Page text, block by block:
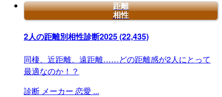
距離
相性
2人の距離別相性診断2025(22,435)
同棲、近距離、遠距離……どの距離感が2人にとって
最適なのか！？
診断 メーカー 恋愛 ...